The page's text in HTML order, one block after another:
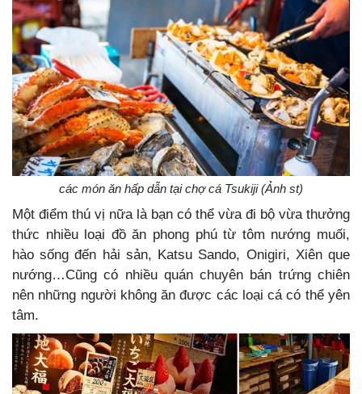
các món ăn hấp dẫn tại chợ cá Tsukiji (Ảnh st)
Một điểm thú vị nữa là bạn có thể vừa đi bộ vừa thưởng
thức nhiều loại đồ ăn phong phú từ tôm nướng muối,
hào sống đến hải sản, Katsu Sando, Onigiri, Xiên que
nướng…Cũng có nhiều quán chuyên bán trứng chiên
nên những người không ăn được các loại cá có thể yên
tâm.